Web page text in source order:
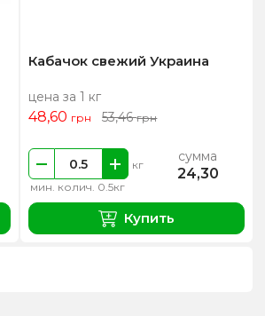
Кабачок свежий Украина
цена за 1 кг
48,60 грн 53,46грн
мин. колич. 0.5кг
кг сумма
24,30
Купить